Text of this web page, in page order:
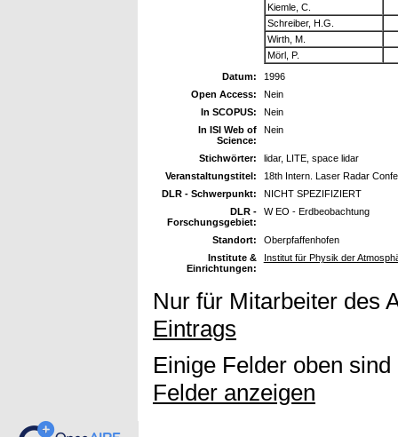
Kiemle, C.
Schreiber, H.G.
Wirth, M.
Mörl, P.
Datum:
1996
Open Access:
Nein
In SCOPUS:
Nein
In ISI Web of
Science:
Nein
Stichwörter:
lidar, LITE, space lidar
Veranstaltungstitel:
18th Intern. Laser Radar
DLR - Schwerpunkt:
NICHT SPEZIFIZIERT
DLR -
Forschungsgebiet:
W EO - Erdbeobachtung
Standort:
Oberpfaffenhofen
Institute &
Einrichtungen:
Institut für Physik der
Nur für Mitarbeiter des
Eintrags
Einige Felder oben
Felder anzeigen